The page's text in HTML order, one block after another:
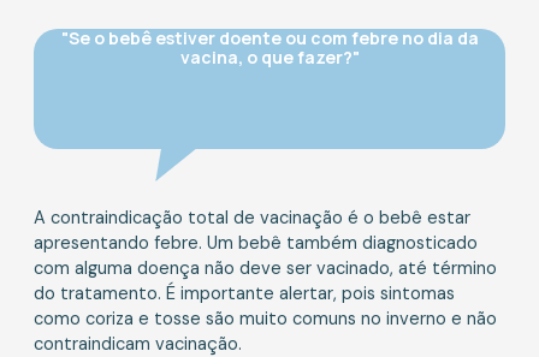
"Se o bebê estiver doente ou com febre no dia da
vacina, o que fazer?"
A contraindicação total de vacinação é o bebê estar
apresentando febre. Um bebê também diagnosticado
com alguma doença não deve ser vacinado, até término
do tratamento. É importante alertar, pois sintomas
como coriza e tosse são muito comuns no inverno e não
contraindicam vacinação.